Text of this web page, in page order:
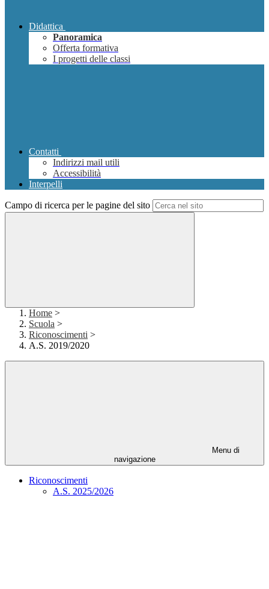
Didattica
Panoramica
Offerta formativa
I progetti delle classi
Contatti
Indirizzi mail utili
Accessibilità
Interpelli
Campo di ricerca per le pagine del sito
Home >
Scuola >
Riconoscimenti >
A.S. 2019/2020
Menu di
navigazione
Riconoscimenti
A.S. 2025/2026